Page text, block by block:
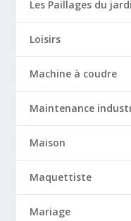
Les Paillages du
Loisirs
Machine à coudre
Maintenance
Maison
Maquettiste
Mariage